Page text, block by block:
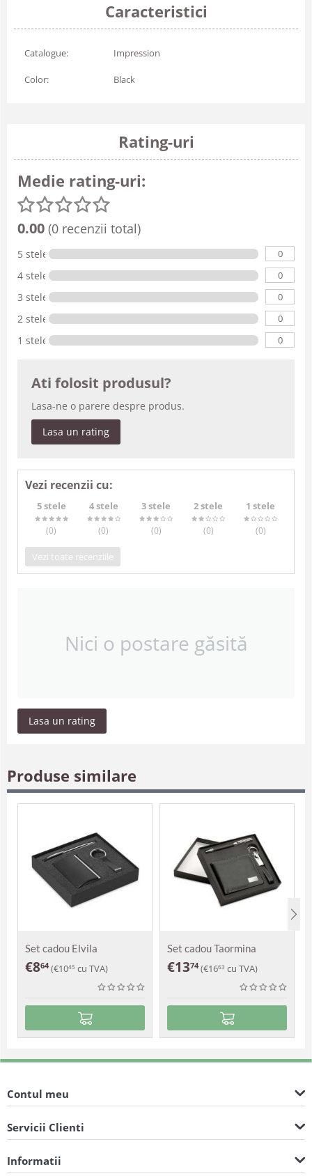
Caracteristici
Catalogue: Impression
Color: Black
Rating-uri
Medie rating-uri:
0.00 (0 recenzii total)
5 stele 0
4 stele 0
3 stele 0
2 stele 0
1 stele 0
Ati folosit produsul?
Lasa-ne o parere despre produs.
Lasa un rating
Vezi recenzii cu:
5 stele
(0)
4 stele
(0)
3 stele
(0)
2 stele
(0)
1 stele
(0)
Vezi toate recenziile
Nici o postare găsită
Lasa un rating
Produse similare
Set cadou Elvila
€864 (€1045 cu TVA)
Set cadou Taormina
€1374 (€1663 cu TVA)
Contul meu
Servicii Clienti
Informatii